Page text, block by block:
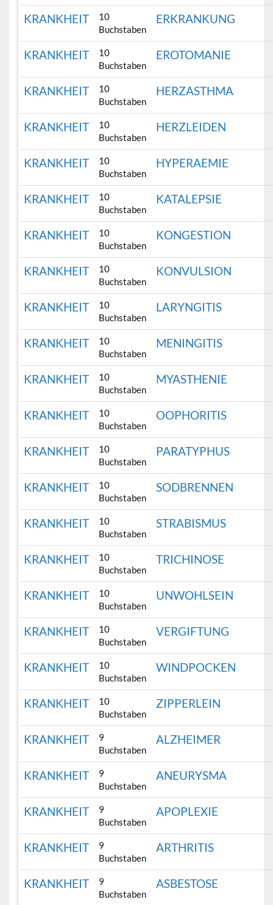
KRANKHEIT
10
Buchstaben
ERKRANKUNG
KRANKHEIT
10
Buchstaben
EROTOMANIE
KRANKHEIT
10
Buchstaben
HERZASTHMA
KRANKHEIT
10
Buchstaben
HERZLEIDEN
KRANKHEIT
10
Buchstaben
HYPERAEMIE
KRANKHEIT
10
Buchstaben
KATALEPSIE
KRANKHEIT
10
Buchstaben
KONGESTION
KRANKHEIT
10
Buchstaben
KONVULSION
KRANKHEIT
10
Buchstaben
LARYNGITIS
KRANKHEIT
10
Buchstaben
MENINGITIS
KRANKHEIT
10
Buchstaben
MYASTHENIE
KRANKHEIT
10
Buchstaben
OOPHORITIS
KRANKHEIT
10
Buchstaben
PARATYPHUS
KRANKHEIT
10
Buchstaben
SODBRENNEN
KRANKHEIT
10
Buchstaben
STRABISMUS
KRANKHEIT
10
Buchstaben
TRICHINOSE
KRANKHEIT
10
Buchstaben
UNWOHLSEIN
KRANKHEIT
10
Buchstaben
VERGIFTUNG
KRANKHEIT
10
Buchstaben
WINDPOCKEN
KRANKHEIT
10
Buchstaben
ZIPPERLEIN
KRANKHEIT
9
Buchstaben
ALZHEIMER
KRANKHEIT
9
Buchstaben
ANEURYSMA
KRANKHEIT
9
Buchstaben
APOPLEXIE
KRANKHEIT
9
Buchstaben
ARTHRITIS
KRANKHEIT
9
Buchstaben
ASBESTOSE